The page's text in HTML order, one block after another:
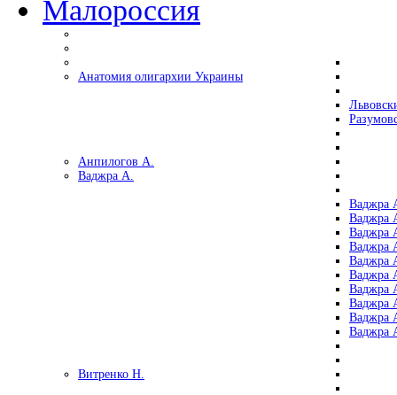
Малороссия
Анатомия олигархии Украины
Анпилогов А.
Ваджра А.
Ваджра
Ваджра
Ваджра
Ваджра
Ваджра
Ваджра
Ваджра
Ваджра
Ваджра
Ваджра
Витренко Н.